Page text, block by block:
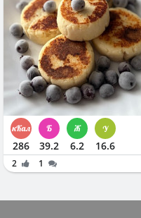
286 39.2 6.2 16.6
2 1